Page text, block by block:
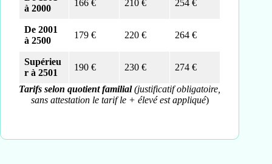
à 2000
166 € 210 € 254 €
De 2001
à 2500
179 € 220 € 264 €
Supérieu
r à 2501
190 € 230 € 274 €
Tarifs selon quotient familial(justificatif obligatoire,
sans attestation le tarif le + élevé est appliqué)